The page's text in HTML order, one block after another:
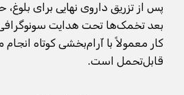
بعد تخمک‌ها تحت هدایت
کار معمولاً با آرام‌بخشی کوتاه
قابل‌تحمل است.